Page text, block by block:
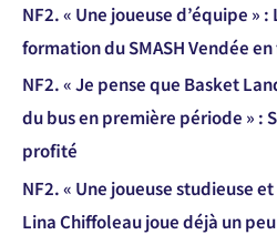
NF2. « Une joueuse d’équipe »
formation du SMASH Vendée
NF2. « Je pense que Basket
du bus en première période » :
profité
NF2. « Une joueuse studieuse
Lina Chiffoleau joue déjà un peu